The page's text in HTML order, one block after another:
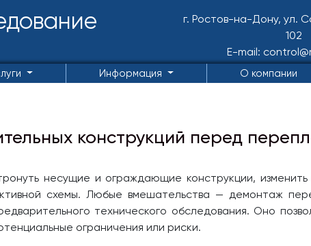
г. Ростов-на-Дону, ул.
102
E-mail:
Информация О компании
конструкций перед
несущие и ограждающие конструкции,
схемы. Любые вмешательства — демонтаж
технического обследования. Оно
ограничения или риски.